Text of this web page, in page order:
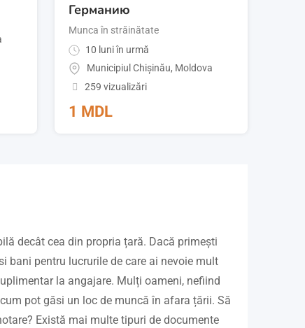
Германию
Munca în străinătate
10 luni în urmă
Municipiul Chișinău, Moldova
259 vizualizări
1 MDL
decât cea din propria țară. Dacă primești
bani pentru lucrurile de care ai nevoie mult
la angajare. Mulți oameni, nefiind
pot găsi un loc de muncă în afara țării. Să
Există mai multe tipuri de documente